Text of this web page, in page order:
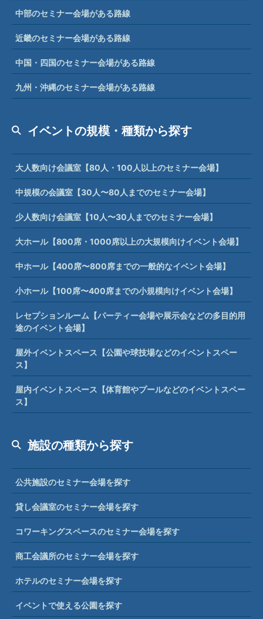
中部のセミナー会場がある路線
近畿のセミナー会場がある路線
中国・四国のセミナー会場がある路線
九州・沖縄のセミナー会場がある路線
イベントの規模・種類から探す
大人数向け会議室【80人・100人以上のセミナー会場】
中規模の会議室【30人〜80人までのセミナー会場】
少人数向け会議室【10人〜30人までのセミナー会場】
大ホール【800席・1000席以上の大規模向けイベント会場】
中ホール【400席〜800席までの一般的なイベント会場】
小ホール【100席〜400席までの小規模向けイベント会場】
レセプションルーム【パーティー会場や展示会などの多目的用
途のイベント会場】
屋外イベントスペース【公園や球技場などのイベントスペー
ス】
屋内イベントスペース【体育館やプールなどのイベントスペー
ス】
施設の種類から探す
公共施設のセミナー会場を探す
貸し会議室のセミナー会場を探す
コワーキングスペースのセミナー会場を探す
商工会議所のセミナー会場を探す
ホテルのセミナー会場を探す
イベントで使える公園を探す